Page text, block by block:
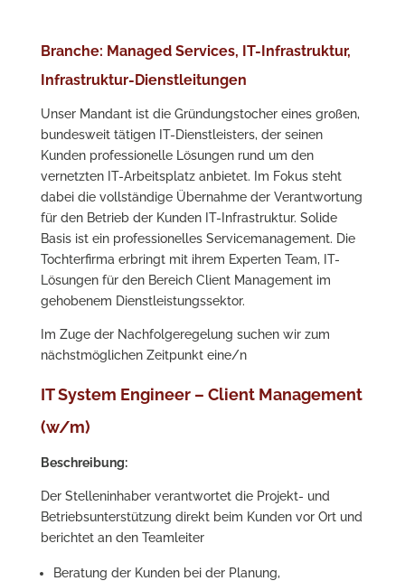
Branche: Managed Services, IT-Infrastruktur,
Infrastruktur-Dienstleitungen
Unser Mandant ist die Gründungstocher eines großen,
bundesweit tätigen IT-Dienstleisters, der seinen
Kunden professionelle Lösungen rund um den
vernetzten IT-Arbeitsplatz anbietet. Im Fokus steht
dabei die vollständige Übernahme der Verantwortung
für den Betrieb der Kunden IT-Infrastruktur. Solide
Basis ist ein professionelles Servicemanagement. Die
Tochterfirma erbringt mit ihrem Experten Team, IT-
Lösungen für den Bereich Client Management im
gehobenem Dienstleistungssektor.
Im Zuge der Nachfolgeregelung suchen wir zum
nächstmöglichen Zeitpunkt eine/n
IT System Engineer – Client Management
(w/m)
Beschreibung:
Der Stelleninhaber verantwortet die Projekt- und
Betriebsunterstützung direkt beim Kunden vor Ort und
berichtet an den Teamleiter
Beratung der Kunden bei der Planung,